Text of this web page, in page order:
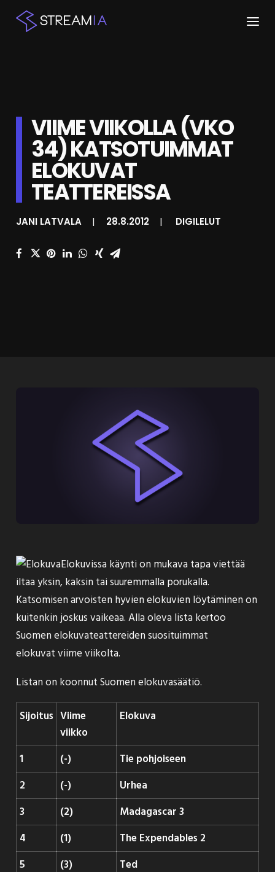
STREAMIT
KESKUSTELU
SHOP
HAKU
VIIME VIIKOLLA (VKO
34) KATSOTUIMMAT
ELOKUVAT
TEATTEREISSA
JANI LATVALA | 28.8.2012 | DIGILELUT
Elokuvissa käynti on mukava tapa viettää
iltaa yksin, kaksin tai suuremmalla porukalla.
Katsomisen arvoisten hyvien elokuvien löytäminen on
kuitenkin joskus vaikeaa. Alla oleva lista kertoo
Suomen elokuvateattereiden suosituimmat
elokuvat viime viikolta.
Listan on koonnutSuomen elokuvasäätiö.
Sijoitus Viime
viikko
Elokuva
1 (-)
Tie pohjoiseen
2
(-)
Urhea
3
(2)
Madagascar 3
4
(1)
The Expendables 2
5
(3)
Ted